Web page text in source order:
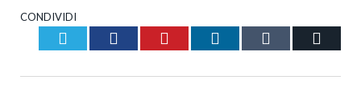
CONDIVIDI
Twitter Facebook Pinterest LinkedIn Tumblr